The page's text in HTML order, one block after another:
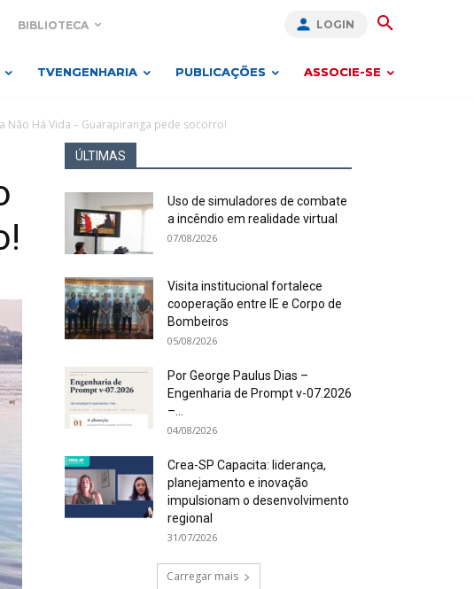
BIBLIOTECA LOGIN
TVENGENHARIA PUBLICAÇÕES ASSOCIE-SE
Não Há Vida – Guarapiranga pede socorro!
ÚLTIMAS
Uso de simuladores de combate
a incêndio em realidade virtual
07/08/2026
Visita institucional fortalece
cooperação entre IE e Corpo de
Bombeiros
05/08/2026
Por George Paulus Dias –
Engenharia de Prompt v-07.2026
–...
04/08/2026
Crea-SP Capacita: liderança,
planejamento e inovação
impulsionam o desenvolvimento
regional
31/07/2026
Carregar mais